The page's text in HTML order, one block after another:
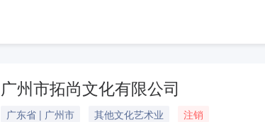
广州市拓尚文化有限公司
广东省 | 广州市 其他文化艺术业
注销